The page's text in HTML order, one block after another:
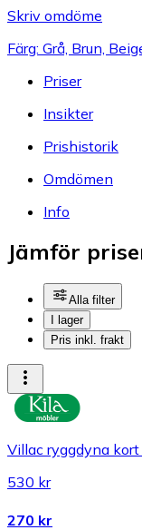
Skriv omdöme
Färg: Grå, Brun,
Priser
Insikter
Prishistorik
Omdömen
Info
Jämför
Alla filter
I lager
Pris inkl. frakt
Villac ryggdyna
530 kr
270 kr